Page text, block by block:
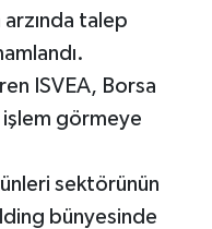
arzında talep
ISVEA, Borsa
işlem görmeye
sektörünün
bünyesinde